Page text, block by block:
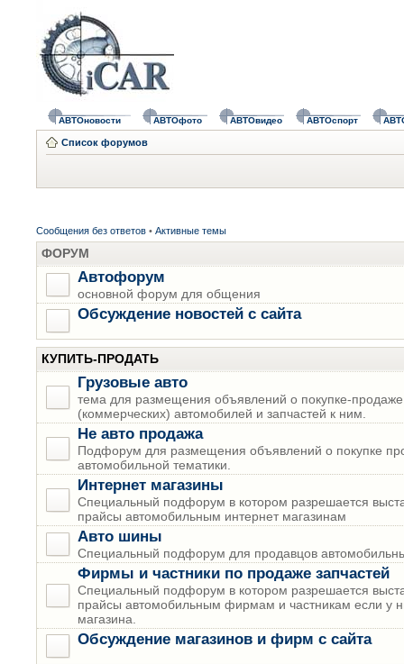
АВТОновости АВТОфото АВТОвидео АВТОспорт
Список форумов
Сообщения без ответов • Активные темы
ФОРУМ
Автофорум
основной форум для общения
Обсуждение новостей с сайта
КУПИТЬ-ПРОДАТЬ
Грузовые авто
тема для размещения объявлений о покупке-продаже
(коммерческих) автомобилей и запчастей к ним.
Не авто продажа
Подфорум для размещения объявлений о покупке
автомобильной тематики.
Интернет магазины
Специальный подфорум в котором разрешается
прайсы автомобильным интернет магазинам
Авто шины
Специальный подфорум для продавцов
Фирмы и частники по продаже запчастей
Специальный подфорум в котором разрешается
прайсы автомобильным фирмам и частникам если у
магазина.
Обсуждение магазинов и фирм с сайта